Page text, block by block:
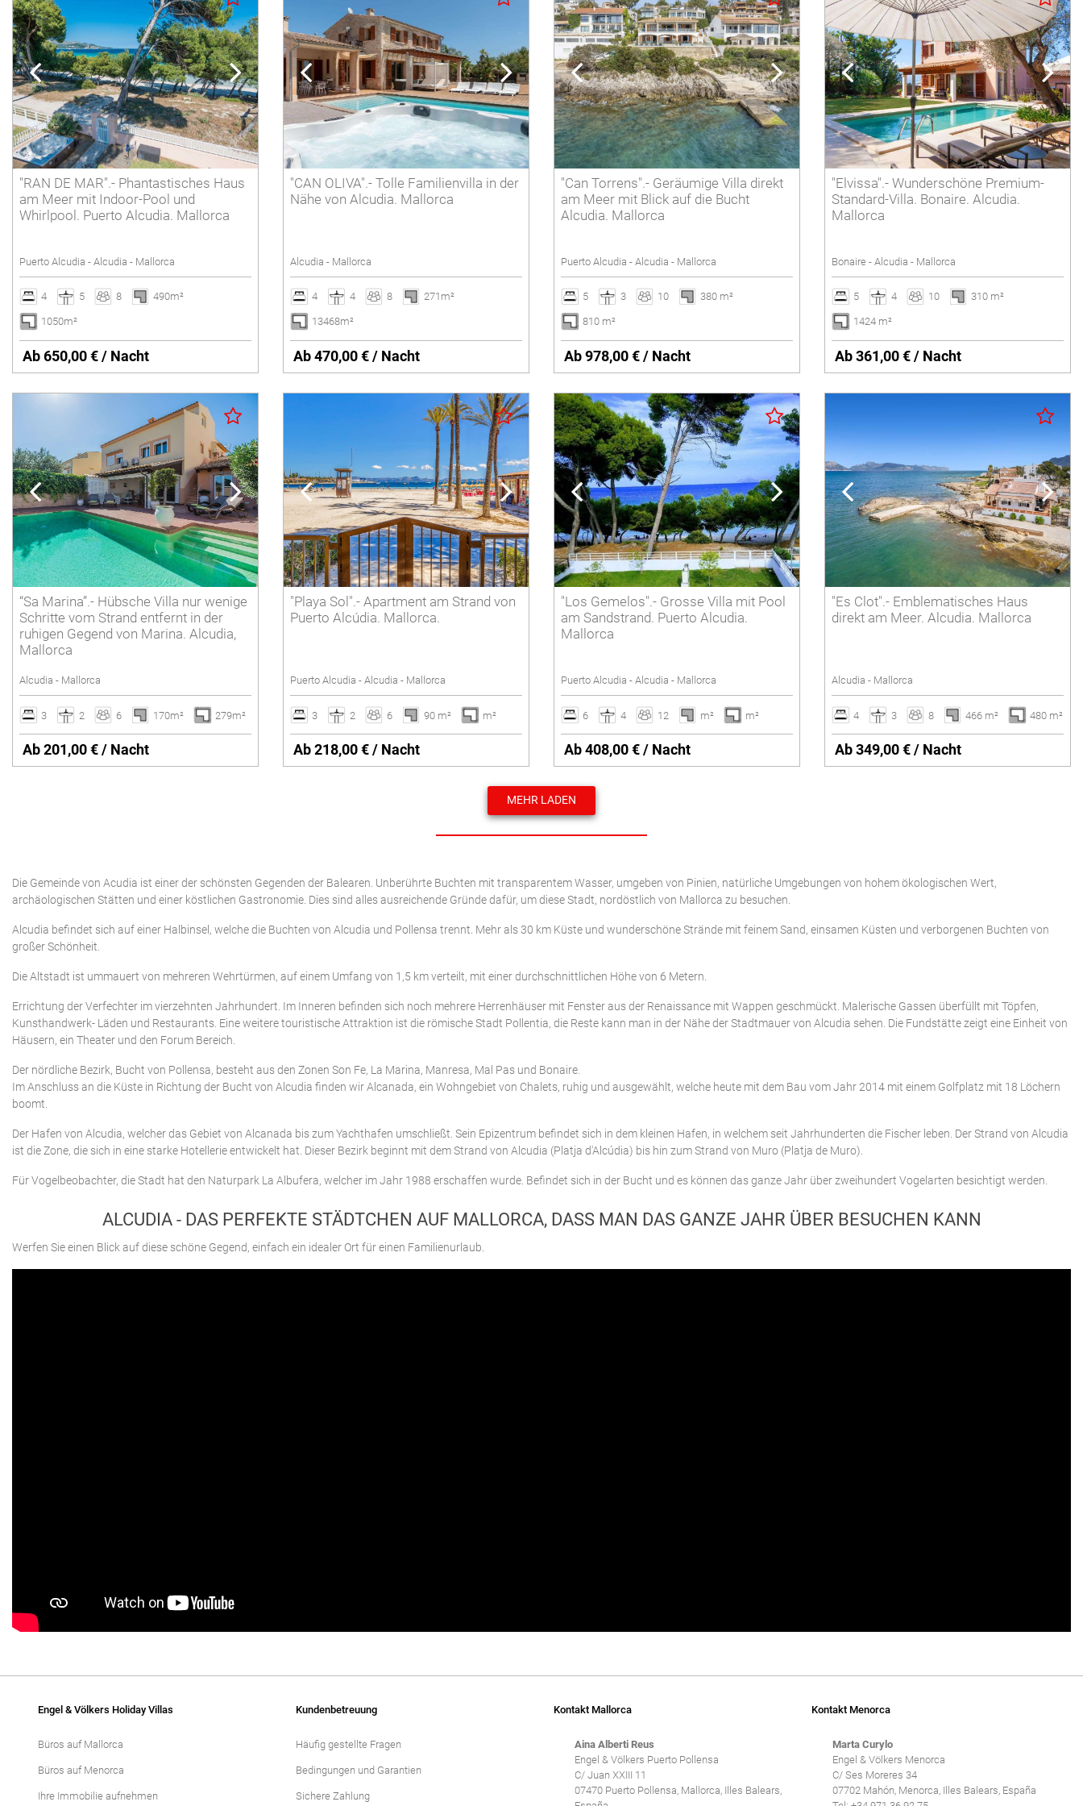
Löschen
"RAN DE MAR".- Phantastisches Haus
am Meer mit Indoor-Pool und
Whirlpool. Puerto Alcudia. Mallorca
Puerto Alcudia - Alcudia - Mallorca
4 5 8 490m²
1050m²
Ab 650,00 € / Nacht
"CAN OLIVA".- Tolle Familienvilla in der
Nähe von Alcudia. Mallorca
Alcudia - Mallorca
4 4 8 271m²
13468m²
Ab 470,00 € / Nacht
"Can Torrens".- Geräumige Villa direkt
am Meer mit Blick auf die Bucht
Alcudia. Mallorca
Puerto Alcudia - Alcudia - Mallorca
5 3 10 380 m²
810 m²
Ab 978,00 € / Nacht
"Elvissa".- Wunderschöne Premium-
Standard-Villa. Bonaire. Alcudia.
Mallorca
Bonaire - Alcudia - Mallorca
5 4 10 310 m²
1424 m²
Ab 361,00 € / Nacht
“Sa Marina”.- Hübsche Villa nur wenige
Schritte vom Strand entfernt in der
ruhigen Gegend von Marina. Alcudia,
Mallorca
Alcudia - Mallorca
3 2 6 170m² 279m²
Ab 201,00 € / Nacht
"Playa Sol".- Apartment am Strand von
Puerto Alcúdia. Mallorca.
Puerto Alcudia - Alcudia - Mallorca
3 2 6 90 m² m²
Ab 218,00 € / Nacht
"Los Gemelos".- Grosse Villa mit Pool
am Sandstrand. Puerto Alcudia.
Mallorca
Puerto Alcudia - Alcudia - Mallorca
6 4 12 m² m²
Ab 408,00 € / Nacht
"Es Clot".- Emblematisches Haus
direkt am Meer. Alcudia. Mallorca
Alcudia - Mallorca
4 3 8 466 m² 480 m²
Ab 349,00 € / Nacht
MEHR LADEN
Die Gemeinde von Acudia ist einer der schönsten Gegenden der Balearen. Unberührte Buchten mit transparentem Wasser, umgeben von Pinien, natürliche Umgebungen von hohem ökologischen Wert,
archäologischen Stätten und einer köstlichen Gastronomie. Dies sind alles ausreichende Gründe dafür, um diese Stadt, nordöstlich von Mallorca zu besuchen.
Alcudia befindet sich auf einer Halbinsel, welche die Buchten von Alcudia und Pollensa trennt. Mehr als 30 km Küste und wunderschöne Strände mit feinem Sand, einsamen Küsten und verborgenen Buchten von
großer Schönheit.
Die Altstadt ist ummauert von mehreren Wehrtürmen, auf einem Umfang von 1,5 km verteilt, mit einer durchschnittlichen Höhe von 6 Metern.
Errichtung der Verfechter im vierzehnten Jahrhundert. Im Inneren befinden sich noch mehrere Herrenhäuser mit Fenster aus der Renaissance mit Wappen geschmückt. Malerische Gassen überfüllt mit Töpfen,
Kunsthandwerk- Läden und Restaurants. Eine weitere touristische Attraktion ist die römische Stadt Pollentia, die Reste kann man in der Nähe der Stadtmauer von Alcudia sehen. Die Fundstätte zeigt eine Einheit von
Häusern, ein Theater und den Forum Bereich.
Der nördliche Bezirk, Bucht von Pollensa, besteht aus den Zonen Son Fe, La Marina, Manresa, Mal Pas und Bonaire.
Im Anschluss an die Küste in Richtung der Bucht von Alcudia finden wir Alcanada, ein Wohngebiet von Chalets, ruhig und ausgewählt, welche heute mit dem Bau vom Jahr 2014 mit einem Golfplatz mit 18 Löchern
boomt.
Der Hafen von Alcudia, welcher das Gebiet von Alcanada bis zum Yachthafen umschließt. Sein Epizentrum befindet sich in dem kleinen Hafen, in welchem seit Jahrhunderten die Fischer leben. Der Strand von Alcudia
ist die Zone, die sich in eine starke Hotellerie entwickelt hat. Dieser Bezirk beginnt mit dem Strand von Alcudia (Platja d'Alcúdia) bis hin zum Strand von Muro (Platja de Muro).
Für Vogelbeobachter, die Stadt hat den Naturpark La Albufera, welcher im Jahr 1988 erschaffen wurde. Befindet sich in der Bucht und es können das ganze Jahr über zweihundert Vogelarten besichtigt werden.
ALCUDIA - DAS PERFEKTE STÄDTCHEN AUF MALLORCA, DASS MAN DAS GANZE JAHR ÜBER BESUCHEN KANN
Werfen Sie einen Blick auf diese schöne Gegend, einfach ein idealer Ort für einen Familienurlaub.
Engel & Völkers Holiday Villas
Büros auf Mallorca
Büros auf Menorca
Ihre Immobilie aufnehmen
Kundenbetreuung
Häufig gestellte Fragen
Bedingungen und Garantien
Sichere Zahlung
Kontakt Mallorca
Aina Alberti Reus
Engel & Völkers Puerto Pollensa
C/ Juan XXIII 11
07470 Puerto Pollensa, Mallorca, Illes Balears,
Kontakt Menorca
Marta Curylo
Engel & Völkers Menorca
C/ Ses Moreres 34
07702 Mahón, Menorca, Illes Balears, España